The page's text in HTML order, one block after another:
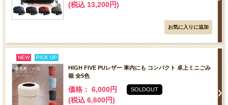
(税込 13,200円)
NEW PICK UP
HIGH FIVE PUレザー 車内にも コンパクト 卓上ミニごみ
箱 全5色
価格： 6,000円
(税込 6,600円)
SOLDOUT